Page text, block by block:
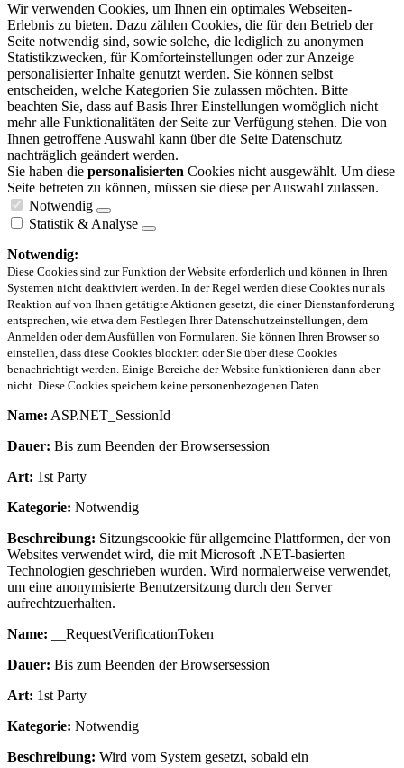
Wir verwenden Cookies, um Ihnen ein optimales Webseiten-
Erlebnis zu bieten. Dazu zählen Cookies, die für den Betrieb der
Seite notwendig sind, sowie solche, die lediglich zu anonymen
Statistikzwecken, für Komforteinstellungen oder zur Anzeige
personalisierter Inhalte genutzt werden. Sie können selbst
entscheiden, welche Kategorien Sie zulassen möchten. Bitte
beachten Sie, dass auf Basis Ihrer Einstellungen womöglich nicht
mehr alle Funktionalitäten der Seite zur Verfügung stehen. Die von
Ihnen getroffene Auswahl kann über die Seite Datenschutz
nachträglich geändert werden.
Sie haben die personalisierten Cookies nicht ausgewählt. Um diese
Seite betreten zu können, müssen sie diese per Auswahl zulassen.
Notwendig
Statistik & Analyse
Notwendig:
Diese Cookies sind zur Funktion der Website erforderlich und können in Ihren
Systemen nicht deaktiviert werden. In der Regel werden diese Cookies nur als
Reaktion auf von Ihnen getätigte Aktionen gesetzt, die einer Dienstanforderung
entsprechen, wie etwa dem Festlegen Ihrer Datenschutzeinstellungen, dem
Anmelden oder dem Ausfüllen von Formularen. Sie können Ihren Browser so
einstellen, dass diese Cookies blockiert oder Sie über diese Cookies
benachrichtigt werden. Einige Bereiche der Website funktionieren dann aber
nicht. Diese Cookies speichern keine personenbezogenen Daten.
Name: ASP.NET_SessionId
Dauer: Bis zum Beenden der Browsersession
Art: 1st Party
Kategorie: Notwendig
Beschreibung: Sitzungscookie für allgemeine Plattformen, der von
Websites verwendet wird, die mit Microsoft .NET-basierten
Technologien geschrieben wurden. Wird normalerweise verwendet,
um eine anonymisierte Benutzersitzung durch den Server
aufrechtzuerhalten.
Name: __RequestVerificationToken
Dauer: Bis zum Beenden der Browsersession
Art: 1st Party
Kategorie: Notwendig
Beschreibung: Wird vom System gesetzt, sobald ein